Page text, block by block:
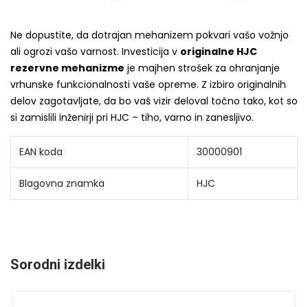
Ne dopustite, da dotrajan mehanizem pokvari vašo vožnjo
ali ogrozi vašo varnost. Investicija v originalne HJC
rezervne mehanizme je majhen strošek za ohranjanje
vrhunske funkcionalnosti vaše opreme. Z izbiro originalnih
delov zagotavljate, da bo vaš vizir deloval točno tako, kot so
si zamislili inženirji pri HJC – tiho, varno in zanesljivo.
EAN koda 30000901
Blagovna znamka HJC
Sorodni izdelki